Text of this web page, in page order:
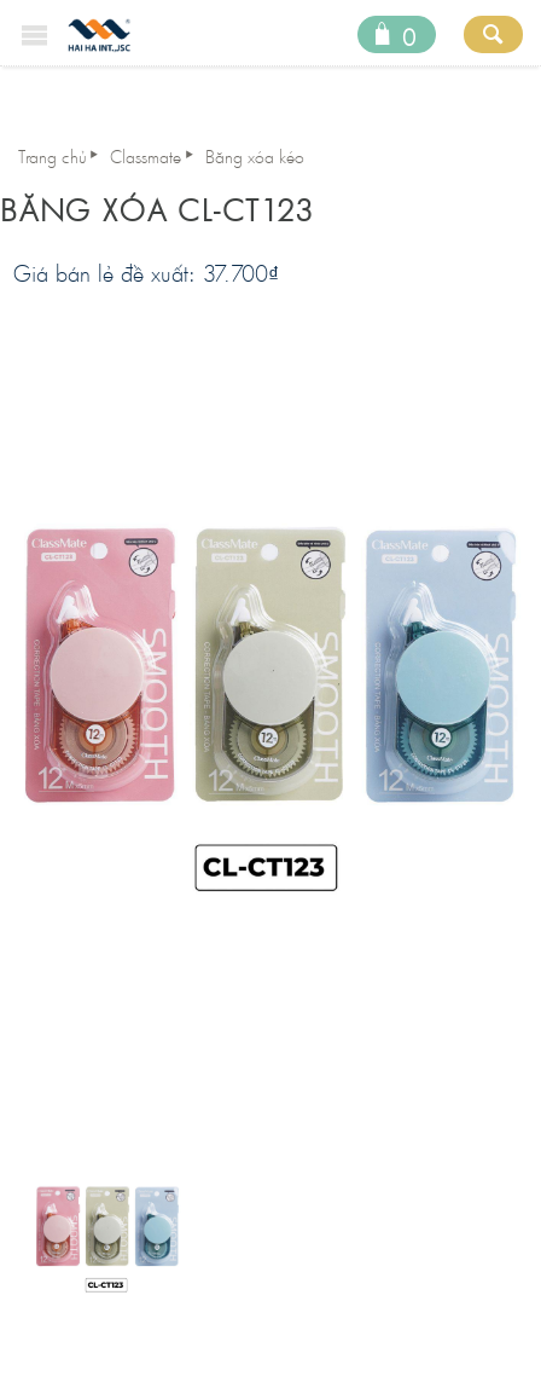
0
Trang chủ Classmate Băng xóa kéo
BĂNG XÓA CL-CT123
Giá bán lẻ đề xuất: 37.700₫